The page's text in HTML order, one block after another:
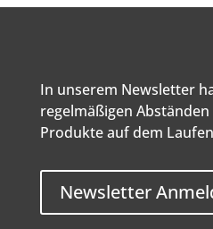
In unserem Newsletter
regelmäßigen
Produkte auf dem
Newsletter